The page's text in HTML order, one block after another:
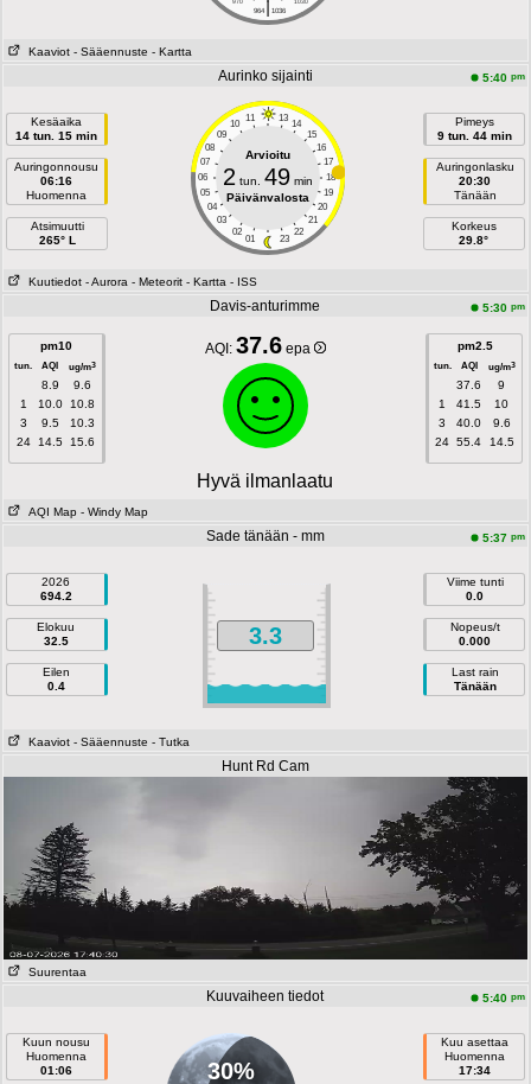
|
964 1036
Kaaviot - Sääennuste - Kartta
Aurinko sijainti 5:40 pm
Kesäaika
14 tun. 15 min
Auringonnousu
06:16
Huomenna
Atsimuutti
265° L
11 13
10
14
09
15
08
16
07
17
06
18
05
19
04
20
03
21
02
22
01 23
Arvioitu
2 tun. 49min
Päivänvalosta
Pimeys
9 tun. 44 min
Auringonlasku
20:30
Tänään
Korkeus
29.8°
Kuutiedot - Aurora - Meteorit - Kartta - ISS
Davis-anturimme 5:30 pm
pm10
tun. AQI ug/m3
8.9
9.6
1
10.0
10.8
3
9.5
10.3
24
14.5 15.6
AQI: 37.6 epa pm2.5
tun. AQI ug/m3
37.6
9
1
41.5
10
3
40.0
9.6
24 55.4 14.5
Hyvä ilmanlaatu
AQI Map - Windy Map
Sade tänään - mm 5:37 pm
2026
694.2
Elokuu
32.5
Eilen
0.4
3.3
Viime tunti
0.0
Nopeus/t
0.000
Last rain
Tänään
Kaaviot - Sääennuste - Tutka
Hunt Rd Cam
Suurentaa
Kuuvaiheen tiedot 5:40 pm
Kuun nousu
Huomenna
01:06
30%
Kuu asettaa
Huomenna
17:34